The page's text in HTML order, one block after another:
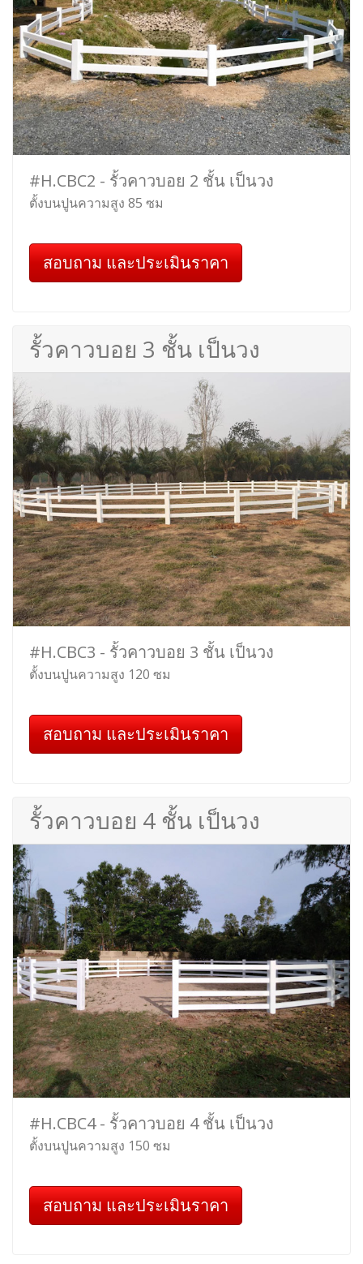
#H.CBC2 - รั้วคาวบอย 2 ชั้น เป็นวง
ตั้งบนปูนความสูง 85 ซม
สอบถาม และประเมินราคา
รั้วคาวบอย 3 ชั้น เป็นวง
#H.CBC3 - รั้วคาวบอย 3 ชั้น เป็นวง
ตั้งบนปูนความสูง 120 ซม
สอบถาม และประเมินราคา
รั้วคาวบอย 4 ชั้น เป็นวง
#H.CBC4 - รั้วคาวบอย 4 ชั้น เป็นวง
ตั้งบนปูนความสูง 150 ซม
สอบถาม และประเมินราคา